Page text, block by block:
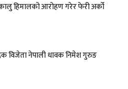
हिमालको आरोहण गरेर फेरी अर्को
विजेता नेपाली धावक निमेश गुरुङ